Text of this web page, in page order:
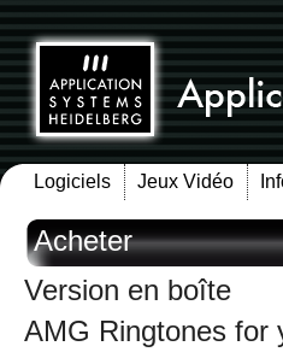
Logiciels Jeux Vidéo
Acheter
Version en boîte
AMG Ringtones for